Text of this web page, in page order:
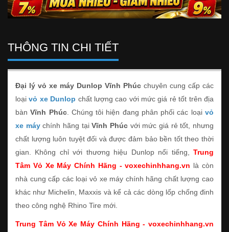
THÔNG TIN CHI TIẾT
Đại lý vỏ xe máy Dunlop Vĩnh Phúc chuyên cung cấp các
loạivỏ xe Dunlop chất lượng cao với mức giá rẻ tốt trên địa
bànVĩnh Phúc. Chúng tôi hiện đang phân phối các loạivỏ
xe máychính hãng tạiVĩnh Phúc với mức giá rẻ tốt, nhưng
chất lượng luôn tuyệt đối và được đảm bảo bền tốt theo thời
gian. Không chỉ với thương hiệu Dunlop nổi tiếng, Trung
Tâm Vỏ Xe Máy Chính Hãng - voxechinhhang.vn là còn
nhà cung cấp các loại vỏ xe máy chính hãng chất lượng cao
khác như Michelin, Maxxis và kể cả các dòng lốp chống đinh
theo công nghệ Rhino Tire mới.
Trung Tâm Vỏ Xe Máy Chính Hãng - voxechinhhang.vn